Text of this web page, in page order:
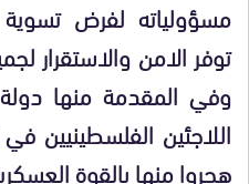
مسؤولياته لفرض
توفر الامن
وفي المقدمة منها
اللاجئين الفلسطينيين
هجروا منها بالقوة